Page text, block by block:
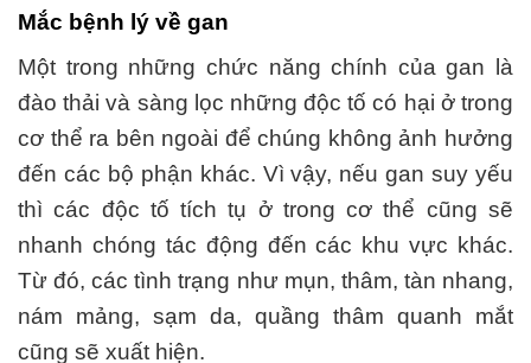
Mắc bệnh lý về gan
Một trong những chức năng chính của gan là
đào thải và sàng lọc những độc tố có hại ở trong
cơ thể ra bên ngoài để chúng không ảnh hưởng
đến các bộ phận khác. Vì vậy, nếu gan suy yếu
thì các độc tố tích tụ ở trong cơ thể cũng sẽ
nhanh chóng tác động đến các khu vực khác.
Từ đó, các tình trạng như mụn, thâm, tàn nhang,
nám mảng, sạm da, quầng thâm quanh mắt
cũng sẽ xuất hiện.